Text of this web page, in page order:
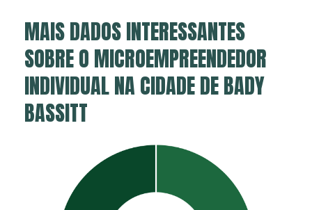
MAIS DADOS INTERESSANTES
SOBRE O MICROEMPREENDEDOR
INDIVIDUAL NA CIDADE DE BADY
BASSITT